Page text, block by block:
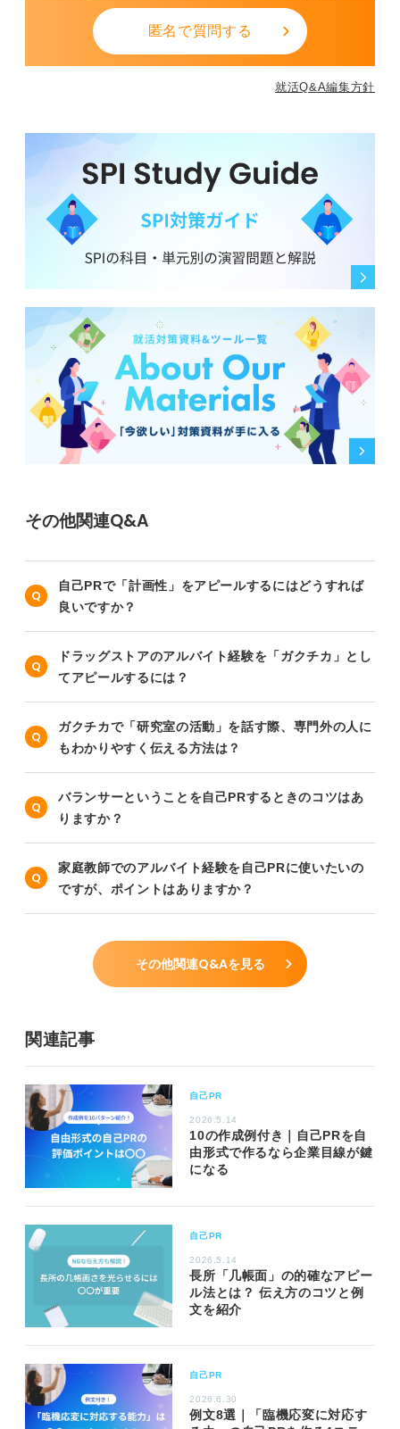
匿名で質問する
就活Q&A編集方針
その他関連Q&A
自己PRで「計画性」をアピールするにはどうすれば
良いですか？
ドラッグストアのアルバイト経験を「ガクチカ」とし
てアピールするには？
ガクチカで「研究室の活動」を話す際、専門外の人に
もわかりやすく伝える方法は？
バランサーということを自己PRするときのコツはあ
りますか？
家庭教師でのアルバイト経験を自己PRに使いたいの
ですが、ポイントはありますか？
その他関連Q&Aを見る
関連記事
自己PR
2026.5.14
10の作成例付き｜自己PRを自
由形式で作るなら企業目線が鍵
になる
自己PR
2026.5.14
長所「几帳面」の的確なアピー
ル法とは？ 伝え方のコツと例
文を紹介
自己PR
2026.6.30
例文8選｜「臨機応変に対応す